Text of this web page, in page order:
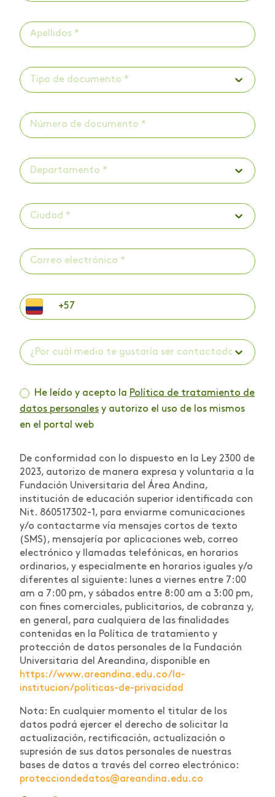
Tipo de documento *
Departamento *
Ciudad *
¿Por cuál medio te gustaría ser contactado? *
He leído y acepto la Política de tratamiento de
datos personales y autorizo el uso de los mismos
en el portal web
De conformidad con lo dispuesto en la Ley 2300 de
2023, autorizo de manera expresa y voluntaria a la
Fundación Universitaria del Área Andina,
institución de educación superior identificada con
Nit. 860517302-1, para enviarme comunicaciones
y/o contactarme vía mensajes cortos de texto
(SMS), mensajería por aplicaciones web, correo
electrónico y llamadas telefónicas, en horarios
ordinarios, y especialmente en horarios iguales y/o
diferentes al siguiente: lunes a viernes entre 7:00
am a 7:00 pm, y sábados entre 8:00 am a 3:00 pm,
con fines comerciales, publicitarios, de cobranza y,
en general, para cualquiera de las finalidades
contenidas en la Política de tratamiento y
protección de datos personales de la Fundación
Universitaria del Areandina, disponible en
https://www.areandina.edu.co/la-
institucion/politicas-de-privacidad
Nota: En cualquier momento el titular de los
datos podrá ejercer el derecho de solicitar la
actualización, rectificación, actualización o
supresión de sus datos personales de nuestras
bases de datos a través del correo electrónico:
protecciondedatos@areandina.edu.co